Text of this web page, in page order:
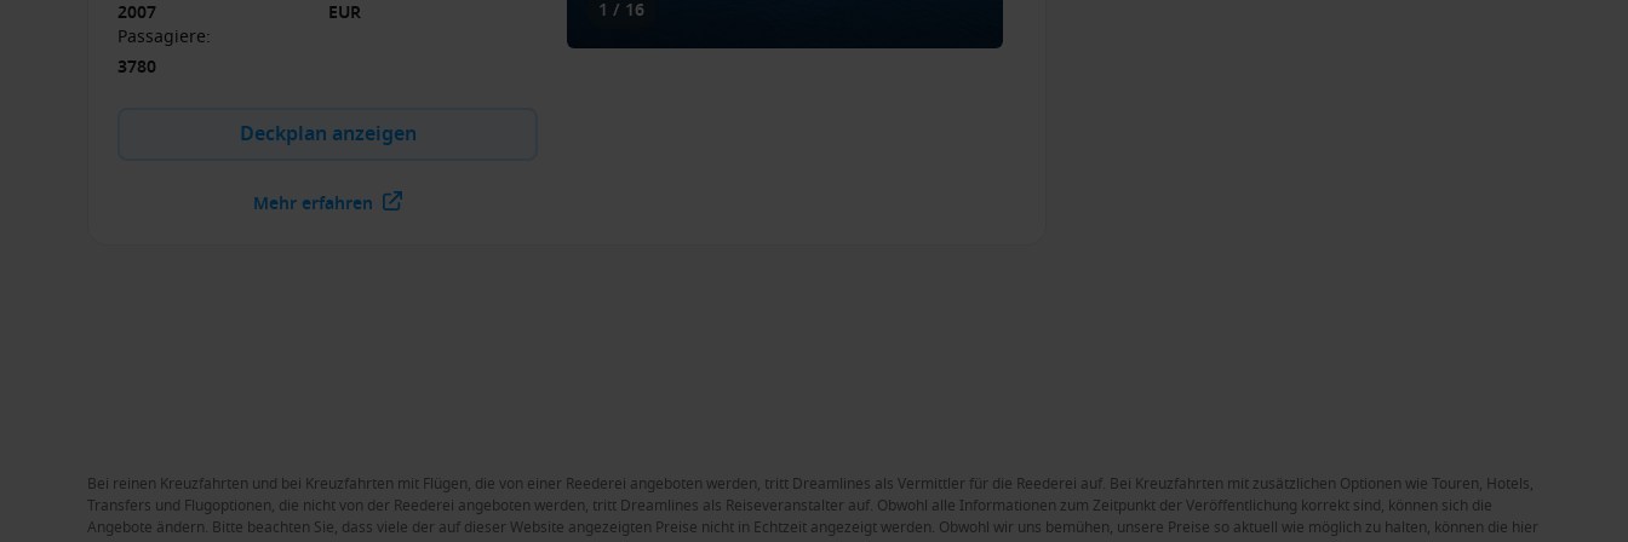
1 / 16
2007
EUR
Passagiere:
3780
Deckplan anzeigen
Mehr erfahren
Bei reinen Kreuzfahrten und bei Kreuzfahrten mit Flügen, die von einer Reederei angeboten werden, tritt Dreamlines als Vermittler für die Reederei auf. Bei Kreuzfahrten mit zusätzlichen Optionen wie Touren, Hotels,
Transfers und Flugoptionen, die nicht von der Reederei angeboten werden, tritt Dreamlines als Reiseveranstalter auf. Obwohl alle Informationen zum Zeitpunkt der Veröffentlichung korrekt sind, können sich die
Angebote ändern. Bitte beachten Sie, dass viele der auf dieser Website angezeigten Preise nicht in Echtzeit angezeigt werden. Obwohl wir uns bemühen, unsere Preise so aktuell wie möglich zu halten, können die hier